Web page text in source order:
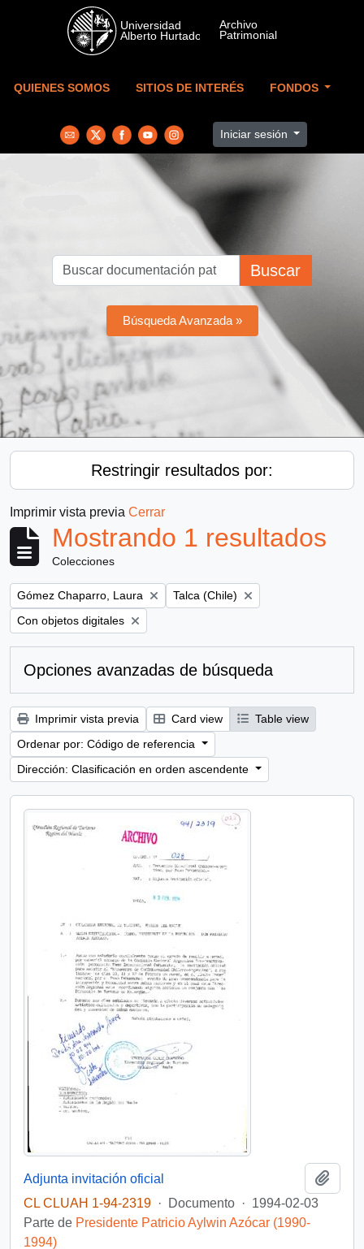
Skip to main content
QUIENES SOMOS SITIOS DE INTERÉS FONDOS
Iniciar sesión
Buscar
Búsqueda Avanzada »
Restringir resultados por:
Imprimir vista previa Cerrar
Mostrando 1 resultados
Colecciones
Remove filter:
Gómez Chaparro, Laura Remove filter:
Talca (Chile)
Remove filter:
Con objetos digitales
Opciones avanzadas de búsqueda
Imprimir vista previa Card view
Table view
Ordenar por: Código de referencia
Dirección: Clasificación en orden ascendente
Adjunta invitación oficial
CL CLUAH 1-94-2319 · Documento · 1994-02-03
Parte de Presidente Patricio Aylwin Azócar (1990-
1994)